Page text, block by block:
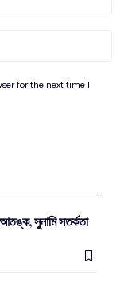
for the next time I
সুনামি সতর্কতা